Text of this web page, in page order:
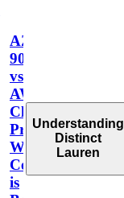
AZ-
900
vs
AWS
Cloud
Practitioner:
Which
Certification
is
Understanding
Distinct
Lauren